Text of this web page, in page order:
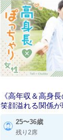
《高年収＆高身長
笑顔溢れる関係が
25〜36歳
残り2席